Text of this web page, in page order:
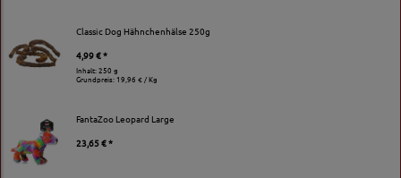
Classic Dog Hähnchenhälse 250g
4,99 € *
Inhalt: 250 g
Grundpreis:19,96 € / Kg
FantaZoo Leopard Large
23,65 € *